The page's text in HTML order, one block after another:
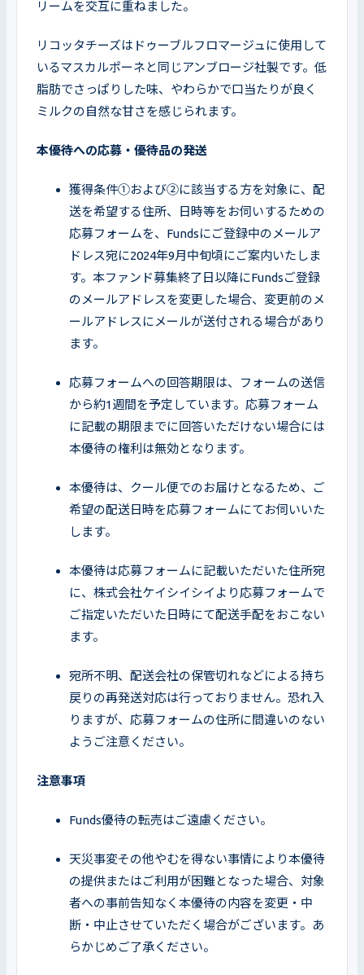
リームを交互に重ねました。
リコッタチーズはドゥーブルフロマージュに使用して
いるマスカルポーネと同じアンブロージ社製です。低
脂肪でさっぱりした味、やわらかで口当たりが良く
ミルクの自然な甘さを感じられます。
本優待への応募・優待品の発送
獲得条件①および②に該当する方を対象に、配
送を希望する住所、日時等をお伺いするための
応募フォームを、Fundsにご登録中のメールア
ドレス宛に2024年9月中旬頃にご案内いたしま
す。本ファンド募集終了日以降にFundsご登録
のメールアドレスを変更した場合、変更前のメ
ールアドレスにメールが送付される場合があり
ます。
応募フォームへの回答期限は、フォームの送信
から約1週間を予定しています。応募フォーム
に記載の期限までに回答いただけない場合には
本優待の権利は無効となります。
本優待は、クール便でのお届けとなるため、ご
希望の配送日時を応募フォームにてお伺いいた
します。
本優待は応募フォームに記載いただいた住所宛
に、株式会社ケイシイシイより応募フォームで
ご指定いただいた日時にて配送手配をおこない
ます。
宛所不明、配送会社の保管切れなどによる持ち
戻りの再発送対応は行っておりません。恐れ入
りますが、応募フォームの住所に間違いのない
ようご注意ください。
注意事項
Funds優待の転売はご遠慮ください。
天災事変その他やむを得ない事情により本優待
の提供またはご利用が困難となった場合、対象
者への事前告知なく本優待の内容を変更・中
断・中止させていただく場合がございます。あ
らかじめご了承ください。